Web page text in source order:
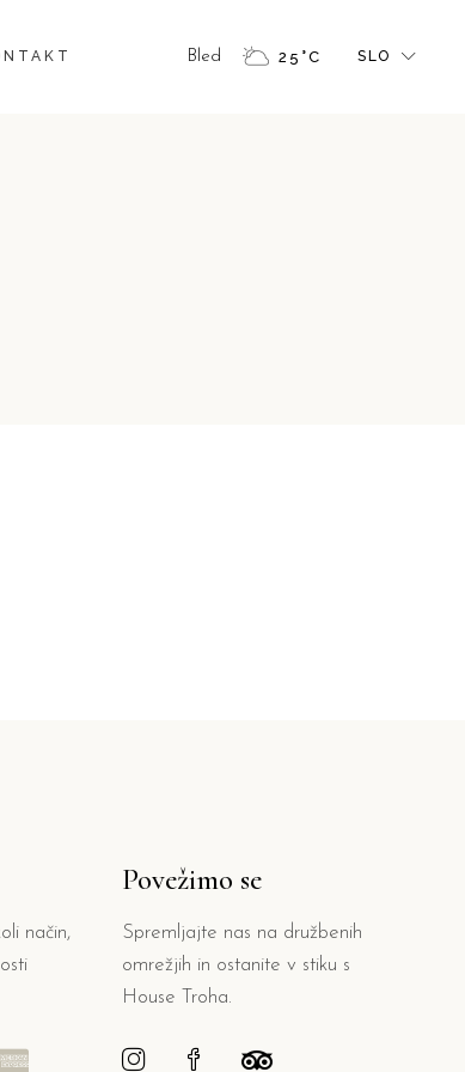
Bled 25 °C SLO
način,
Povežimo se
Spremljajte nas na družbenih
omrežjih in ostanite v stiku s
House Troha.